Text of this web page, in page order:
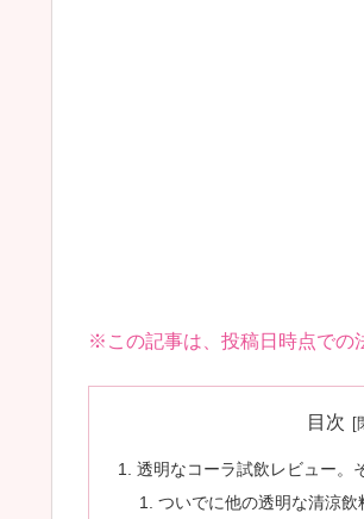
※この記事は、投稿日時点での
目次
透明なコーラ試飲レビュー。
ついでに他の透明な清涼飲